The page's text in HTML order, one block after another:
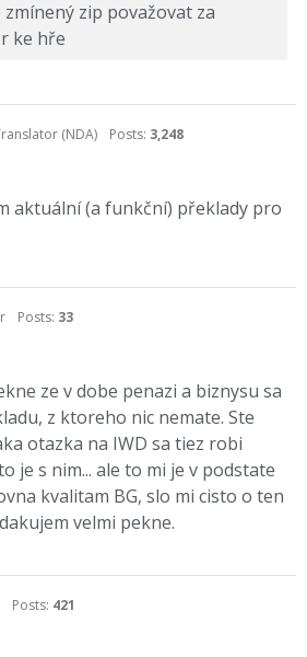
zip považovat za
ke hře
(NDA) Posts: 3,248
aktuální (a funkční) překlady pro
Posts: 33
ze v dobe penazi a biznysu sa
z ktoreho nic nemate. Ste
otazka na IWD sa tiez robi
je s nim... ale to mi je v podstate
kvalitam BG, slo mi cisto o ten
velmi pekne.
Posts: 421